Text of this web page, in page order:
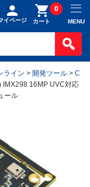
イページ カート
0
MENU
ライン > 開発ツール > C
IMX298 16MP UVC対応
ール